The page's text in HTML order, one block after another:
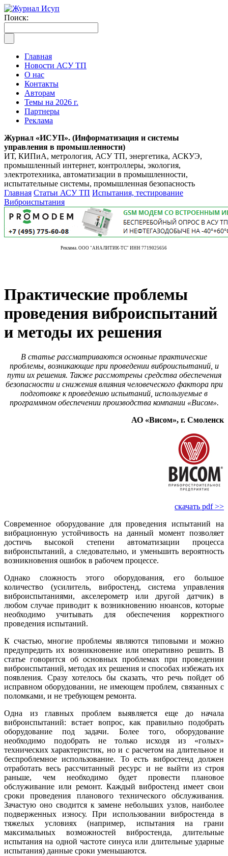
Поиск:
Главная
Новости АСУ ТП
О нас
Контакты
Авторам
Темы на 2026 г.
Партнеры
Реклама
Журнал «ИСУП». (Информатизация и системы
управления в промышленности)
ИТ, КИПиА, метрология, АСУ ТП, энергетика, АСКУЭ,
промышленный интернет, контроллеры, экология,
электротехника, автоматизации в промышленности,
испытательные системы, промышленная безопасность
Главная Статьи АСУ ТП Испытания, тестирование
Виброиспытания
Реклама. ООО "АНАЛИТИК-ТС" ИНН 7719025656
Практические проблемы
проведения виброиспытаний
и методы их решения
В статье рассматриваются основные практические
проблемы, возникающие при проведении виброиспытаний, и
пути их решения. Также рассмотрены средства обеспечения
безопасности и снижения влияния человеческого фактора при
подготовке к проведению испытаний, используемые в
программном обеспечении производства компании «Висом».
АО «Висом», г. Смоленск
скачать pdf >>
Современное оборудование для проведения испытаний на
вибрационную устойчивость на данный момент позволяет
достичь высокой степени автоматизации процесса
виброиспытаний, а следовательно, и уменьшить вероятность
возникновения ошибок в рабочем процессе.
Однако сложность этого оборудования, его большое
количество (усилитель, вибростенд, система управления
виброиспытаниями, акселерометр или другой датчик) в
любом случае приводит к возникновению нюансов, которые
необходимо учитывать для обеспечения корректного
проведения испытаний.
К счастью, многие проблемы являются типовыми и можно
предупредить их возникновение или оперативно решить. В
статье говорится об основных проблемах при проведении
виброиспытаний, методах их решения и способах избежать их
появления. Сразу хотелось бы сказать, что речь пойдет об
исправном оборудовании, не имеющем проблем, связанных с
поломками, и не требующем ремонта.
Одна из главных проблем выявляется еще до начала
виброиспытаний: встает вопрос, как правильно подобрать
оборудование под задачи. Более того, оборудование
необходимо подобрать не только исходя из «голых»
технических характеристик, но и с расчетом на длительное и
беспроблемное использование. То есть вибростенд должен
отработать весь рассчитанный ресурс и не выйти из строя
раньше, чем необходимо будет провести плановое
обслуживание или ремонт. Каждый вибростенд имеет свои
сроки проведения планового технического обслуживания.
Зачастую оно сводится к замене небольших узлов, наиболее
подверженных износу. При использовании вибростенда в
тяжелых условиях (например, испытания на грани
максимальных возможностей вибростенда, длительные
испытания на одной частоте синуса или длительные ударные
испытания) данные сроки уменьшаются.